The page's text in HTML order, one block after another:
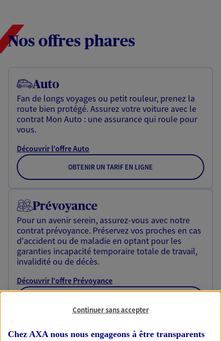
Nos offres phares
Auto
Fan de longs voyages ou petit rouleur, prenez la
route bien protégé. Assurez votre voiture avec le
contrat Mon Auto : une assurance qui roule pour
vous.
Découvrir l'offre Auto
OBTENIR UN TARIF EN LIGNE
Prévoyance
Pour un avenir serein, assurez-vous avec notre
contrat prévoyance. Préservez vos proches en cas
d'accident ou de maladie en optant pour les
garanties incapacité temporaire totale de travail,
invalidité ou de décès.
Découvrir l'offre Prévoyance
Multirisque Professionnelle
Continuer sans accepter
Chez AXA nous nous engageons à être transparents